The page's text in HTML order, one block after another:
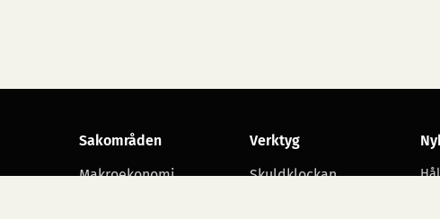
Sakområden
Makroekonomi
Verktyg
Skuldklockan